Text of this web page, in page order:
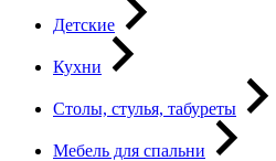
Детские
Кухни
Столы, стулья, табуреты
Мебель для спальни